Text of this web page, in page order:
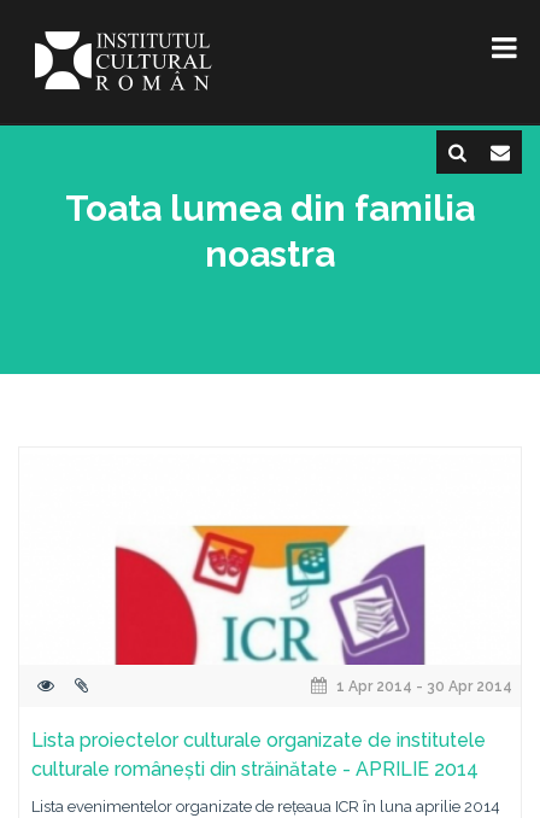
Toata lumea din familia
noastra
1 Apr 2014 - 30 Apr 2014
Lista proiectelor culturale organizate de institutele
culturale românești din străinătate - APRILIE 2014
Lista evenimentelor organizate de rețeaua ICR în luna aprilie 2014